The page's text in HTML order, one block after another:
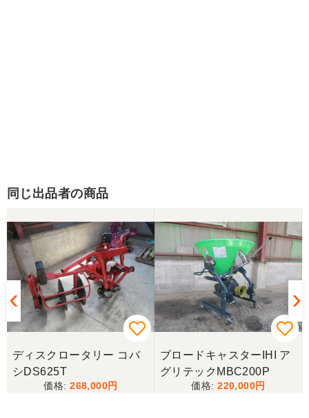
同じ出品者の商品
ディスクロータリー コバ
シDS625T
268,000
ブロードキャスターIHI ア
グリテックMBC200P
220,000